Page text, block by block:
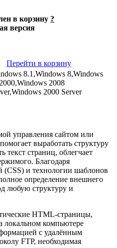
в корзину ?
версия
Перейти в корзину
8.1,Windows 8,Windows
2008
2000 Server
управления сайтом или
выработать структуру
текст страниц, облегчает
Благодаря
(CSS) и технологии шаблонов
определение внешнего
любую структуру и
HTML-страницы,
локальном компьютере
с удалённым
FTP, необходимая